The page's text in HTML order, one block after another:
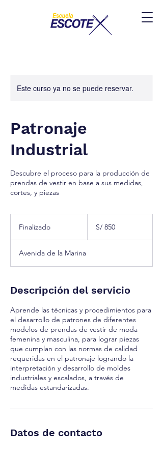
Este curso ya no se puede reservar.
Patronaje
Industrial
Descubre el proceso para la producción de
prendas de vestir en base a sus medidas,
cortes, y piezas
Finalizado
a
l
a
o
peruanos
S/ 850
Avenida de la Marina
Descripción del servicio
Aprende las técnicas y procedimientos para
el desarrollo de patrones de diferentes
modelos de prendas de vestir de moda
femenina y masculina, para lograr piezas
que cumplan con las normas de calidad
requeridas en el patronaje logrando la
interpretación y desarrollo de moldes
industriales y escalados, a través de
medidas estandarizadas.
Datos de contacto